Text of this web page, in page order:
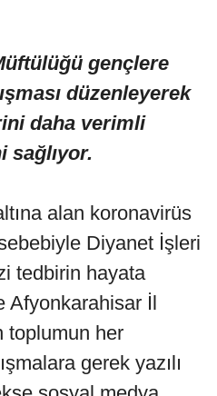
gençlere
düzenleyerek
daha verimli
sağlıyor.
alan koronavirüs
Diyanet İşleri
tedbirin hayata
Afyonkarahisar İl
toplumun her
gerek yazılı